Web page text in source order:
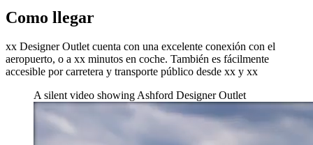
Como llegar
xx Designer Outlet cuenta con una excelente conexión con el
aeropuerto, o a xx minutos en coche. También es fácilmente
accesible por carretera y transporte público desde xx y xx
A silent video showing Ashford Designer Outlet